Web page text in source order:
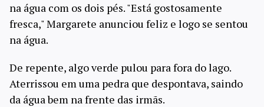
na água com os dois pés. "Está gostosamente
fresca," Margarete anunciou feliz e logo se sentou
na água.
De repente, algo verde pulou para fora do lago.
Aterrissou em uma pedra que despontava, saindo
da água bem na frente das irmãs.